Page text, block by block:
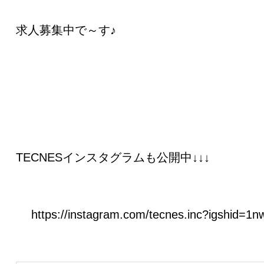
求人募集中で～す♪
TECNESインスタグラムも公開中↓↓↓
https://instagram.com/